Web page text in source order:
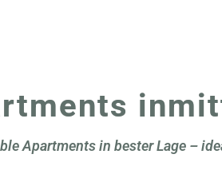
Apartments in bester Lage –